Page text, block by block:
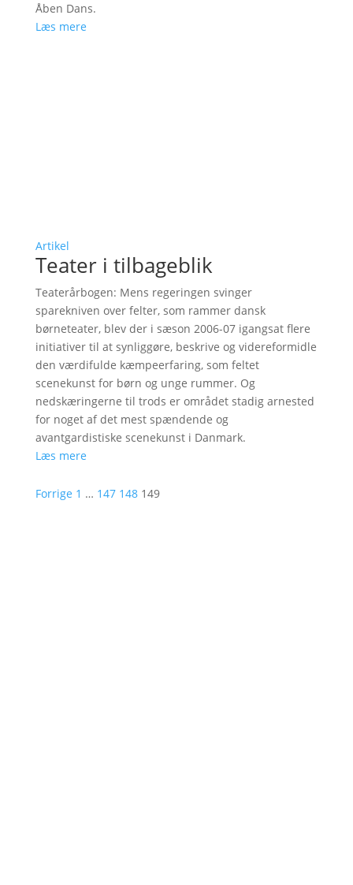
Åben Dans.
Læs mere
Artikel
Teater i tilbageblik
Teaterårbogen: Mens regeringen svinger
sparekniven over felter, som rammer dansk
børneteater, blev der i sæson 2006-07 igangsat flere
initiativer til at synliggøre, beskrive og videreformidle
den værdifulde kæmpeerfaring, som feltet
scenekunst for børn og unge rummer. Og
nedskæringerne til trods er området stadig arnested
for noget af det mest spændende og
avantgardistiske scenekunst i Danmark.
Læs mere
Forrige 1 … 147 148 149